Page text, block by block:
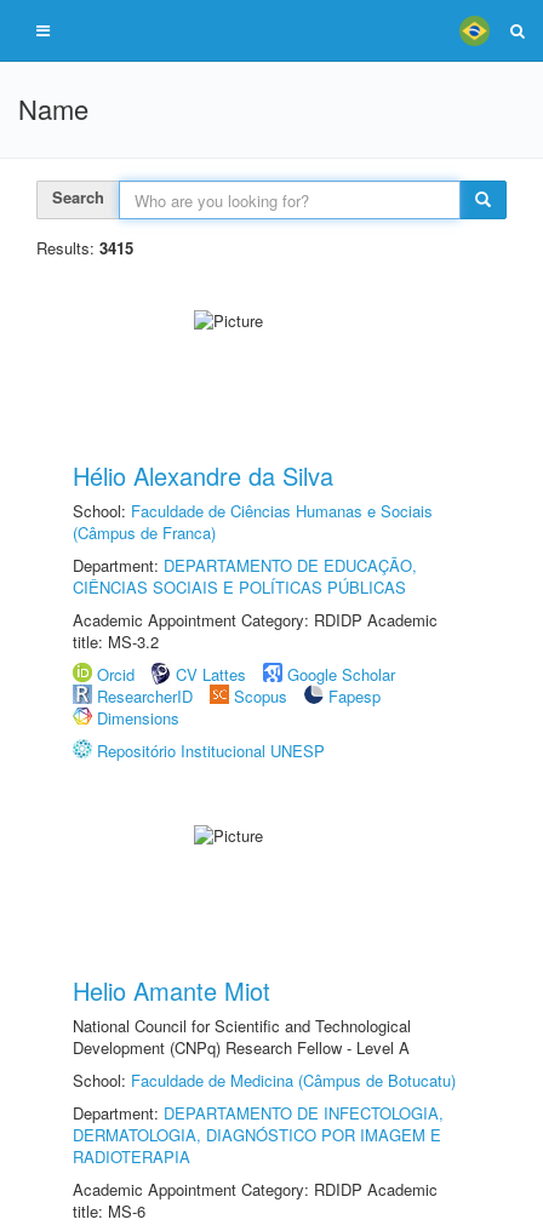
Name
Search
Results: 3415
Hélio Alexandre da Silva
School: Faculdade de Ciências Humanas e Sociais
(Câmpus de Franca)
Department: DEPARTAMENTO DE EDUCAÇÃO,
CIÊNCIAS SOCIAIS E POLÍTICAS PÚBLICAS
Academic Appointment Category: RDIDP Academic
title: MS-3.2
Orcid
CV Lattes
Google Scholar
ResearcherID
Scopus
Fapesp
Dimensions
Repositório Institucional UNESP
Helio Amante Miot
National Council for Scientific and Technological
Development (CNPq) Research Fellow - Level A
School: Faculdade de Medicina (Câmpus de Botucatu)
Department: DEPARTAMENTO DE INFECTOLOGIA,
DERMATOLOGIA, DIAGNÓSTICO POR IMAGEM E
RADIOTERAPIA
Academic Appointment Category: RDIDP Academic
title: MS-6